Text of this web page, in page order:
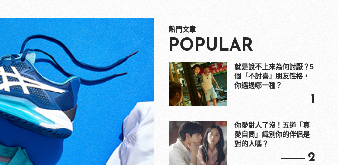
熱門文章
POPULAR
就是說不上來為何討厭？5
個「不討喜」朋友性格，
你遇過哪一種？
1
你愛對人了沒！五道「真
愛自問」識別你的伴侶是
對的人嗎？
2